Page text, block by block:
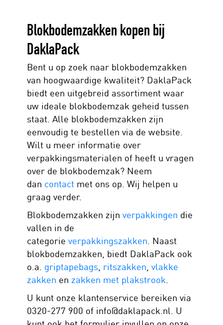
Blokbodemzakken kopen bij
DaklaPack
Bent u op zoek naar blokbodemzakken
van hoogwaardige kwaliteit? DaklaPack
biedt een uitgebreid assortiment waar
uw ideale blokbodemzak geheid tussen
staat. Alle blokbodemzakken zijn
eenvoudig te bestellen via de website.
Wilt u meer informatie over
verpakkingsmaterialen of heeft u vragen
over de blokbodemzak? Neem
dan contact met ons op. Wij helpen u
graag verder.
Blokbodemzakken zijn verpakkingen die
vallen in de
categorie verpakkingszakken. Naast
blokbodemzakken, biedt DaklaPack ook
o.a. griptapebags, ritszakken, vlakke
zakken en zakken met plakstrook.
U kunt onze klantenservice bereiken via
0320-277 900 of info@daklapack.nl. U